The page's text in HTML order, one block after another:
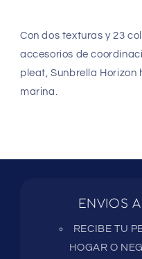
Con dos texturas y 23
accesorios de
pleat, Sunbrella
marina.
ENVIOS
RECIBE TU
HOGAR O